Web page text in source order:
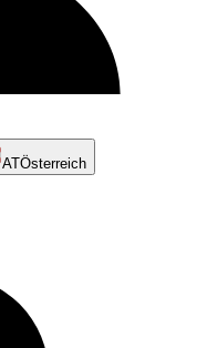
ATÖsterreich